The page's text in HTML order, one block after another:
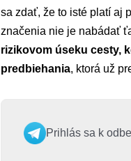
sa zdať, že to isté platí aj
značenia nie je nabádať
rizikovom úseku cesty,
predbiehania, ktorá už
Prihlás sa k